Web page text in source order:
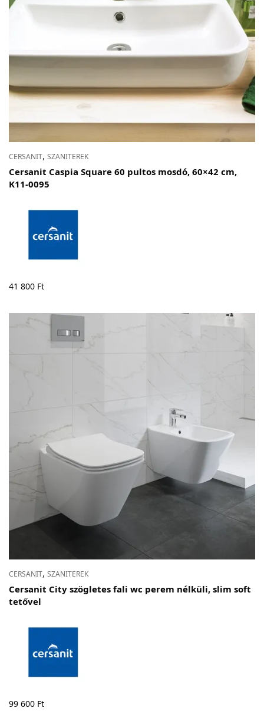
CERSANIT, SZANITEREK
Cersanit Caspia Square 60 pultos mosdó, 60×42 cm,
K11-0095
41 800 Ft
CERSANIT, SZANITEREK
Cersanit City szögletes fali wc perem nélküli, slim soft
tetővel
99 600 Ft